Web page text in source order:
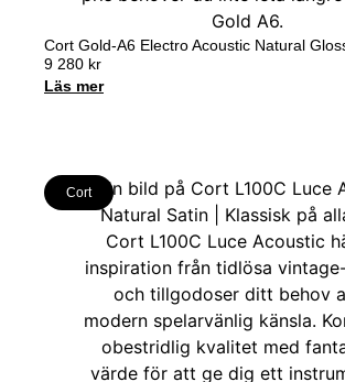
Cort Gold-A6 Electro Acoustic Natural
9 280 kr
Läs mer
Cort